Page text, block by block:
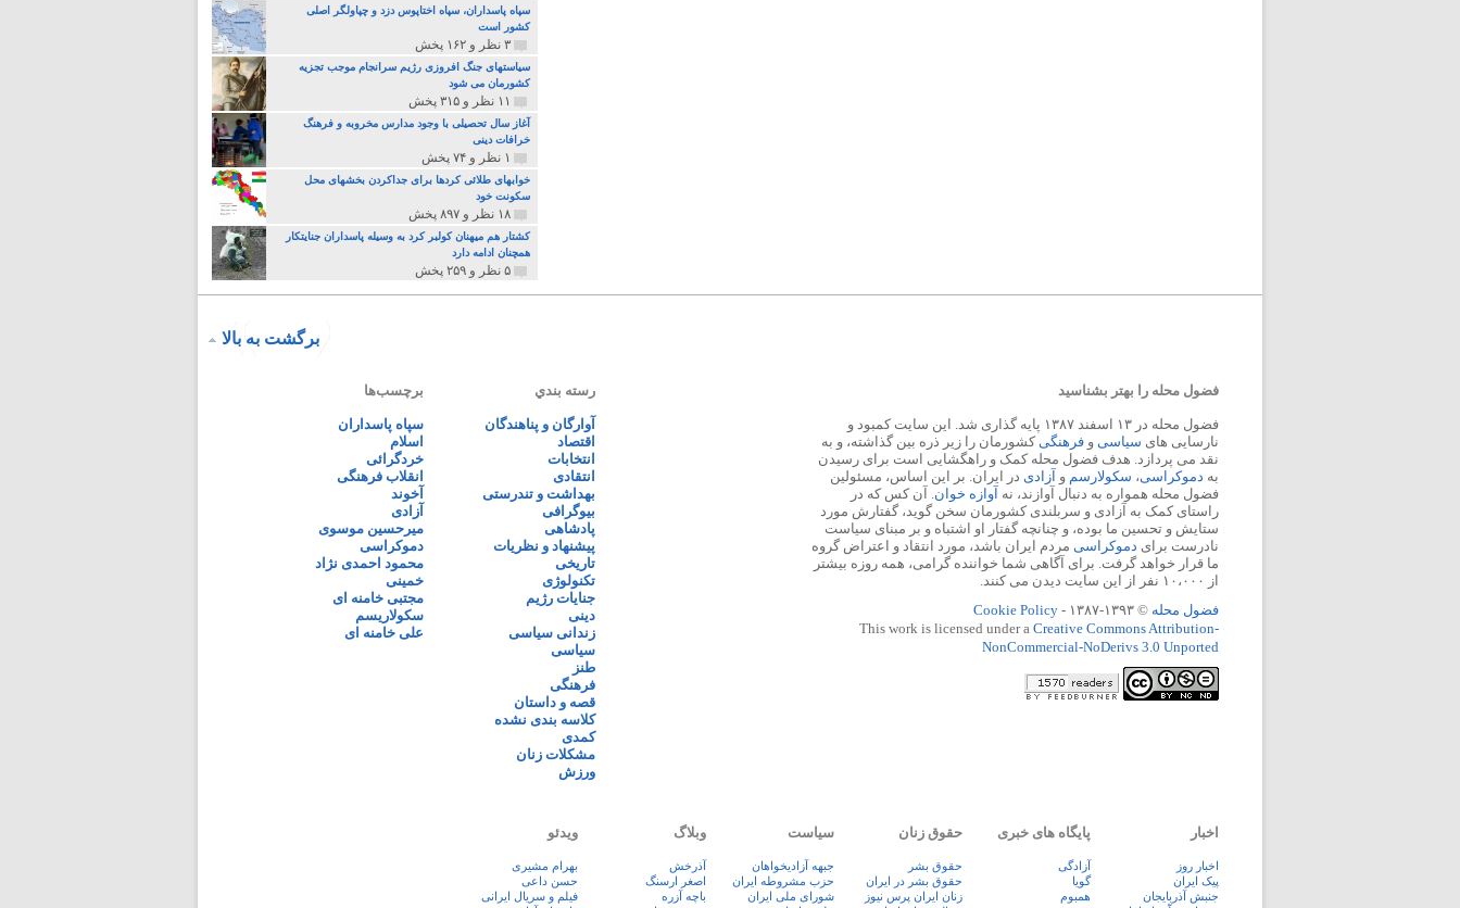
سپاه پاسداران، سپاه اختاپوس دزد و چپاولگر اصلی
کشور است
۳ نظر و ۱۶۲ پخش
سیاستهای جنگ افروزی رژیم سرانجام موجب تجزیه
کشورمان می شود
۱۱ نظر و ۳۱۵ پخش
آغاز سال تحصیلی با وجود مدارس مخروبه و فرهنگ
خرافات دینی
۱ نظر و ۷۴ پخش
خوابهای طلائی کردها برای جداکردن بخشهای محل
سکونت خود
۱۸ نظر و ۸۹۷ پخش
کشتار هم میهنان کولبر کرد به وسیله پاسداران جنایتکار
همچنان ادامه دارد
۵ نظر و ۲۵۹ پخش
برگشت به بالا
فضول محله را بهتر بشناسید
فضول محله در ۱۳ اسفند ۱۳۸۷ پایه گذاری شد. این سایت کمبود و
نارسایی های سیاسی و فرهنگیکشورمان را زیر ذره بین گذاشته، و به
نقد می پردازد. هدف فضول محله کمک و راهگشایی است برای رسیدن
به دموکراسی، سکولارسم و آزادی در ایران. بر این اساس، مسئولین
فضول محله همواره به دنبال آوازند، نه آوازه خوان. آن کس که در
راستای کمک به آزادی و سربلندی کشورمان سخن گوید، گفتارش مورد
ستایش و تحسین ما بوده، و چنانچه گفتار او اشتباه و بر مبنای سیاست
نادرست برای دموکراسی مردم ایران باشد، مورد انتقاد و اعتراض گروه
ما قرار خواهد گرفت. برای آگاهی شما خواننده گرامی، همه روزه بیشتر
از ۱۰،۰۰۰ نفر از این سایت دیدن می کنند.
فضول محله © ۱۳۹۳-۱۳۸۷ -
Cookie Policy
This work is licensed under a Creative Commons Attribution-
NonCommercial-NoDerivs 3.0 Unported
رسته بندي
آوارگان و پناهندگان
اقتصاد
انتخابات
انتقادی
بهداشت و تندرستی
بیوگرافی
پادشاهی
پیشنهاد و نظریات
تاریخی
تکنولوژی
جنایات رژیم
دینی
زندانی سیاسی
سیاسی
طنز
فرهنگی
قصه و داستان
کلاسه بندی نشده
کمدی
مشکلات زنان
ورزش
برچسب‌ها
سپاه پاسداران
اسلام
خردگرائی
انقلاب فرهنگی
آخوند
آزادی
میرحسین موسوی
دموکراسی
محمود احمدی نژاد
خمینی
مجتبی خامنه ای
سکولاریسم
علی خامنه ای
اخبار
اخبار روز
پيک ايران
جنبش آذربایجان
پایگاه های خبری
آزادگی
گویا
همبوم
حقوق زنان
حقوق بشر
حقوق بشر در ایران
زنان ايران پرس نيوز
سیاست
جبهه آزادیخواهان
حزب مشروطه ایران
شورای ملی ایران
وبلاگ
آذرخش
اصغر ارسنگ
باچه آزره
ویدئو
بهرام مشیری
حسن داعی
فيلم و سريال ايرانی